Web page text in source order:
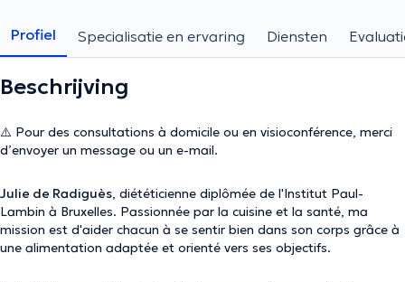
Profiel Specialisatie en ervaring Diensten
Beschrijving
⚠️ Pour des consultations à domicile ou en visioconférence, merci
d’envoyer un message ou un e-mail.
Julie de Radiguès, diététicienne diplômée de l'Institut Paul-
Lambin à Bruxelles. Passionnée par la cuisine et la santé, ma
mission est d'aider chacun à se sentir bien dans son corps grâce à
une alimentation adaptée et orienté vers ses objectifs.